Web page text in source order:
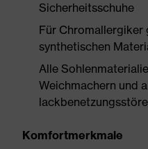
Sicherheitsschuhe
Für Chromallergiker
synthetischen
Alle
Weichmachern und
Komfortmerkmale